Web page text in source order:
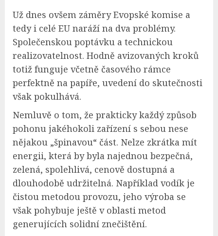
Už dnes ovšem záměry Evopské komise a
tedy i celé EU naráží na dva problémy.
Společenskou poptávku a technickou
realizovatelnost. Hodně avizovaných kroků
totiž funguje včetně časového rámce
perfektně na papíře, uvedení do skutečnosti
však pokulhává.
Nemluvě o tom, že prakticky každý způsob
pohonu jakéhokoli zařízení s sebou nese
nějakou „špinavou“ část. Nelze zkrátka mít
energii, která by byla najednou bezpečná,
zelená, spolehlivá, cenově dostupná a
dlouhodobě udržitelná. Například vodík je
čistou metodou provozu, jeho výroba se
však pohybuje ještě v oblasti metod
generujících solidní znečištění.